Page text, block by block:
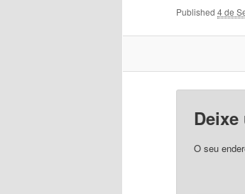
Published 4 de
O seu